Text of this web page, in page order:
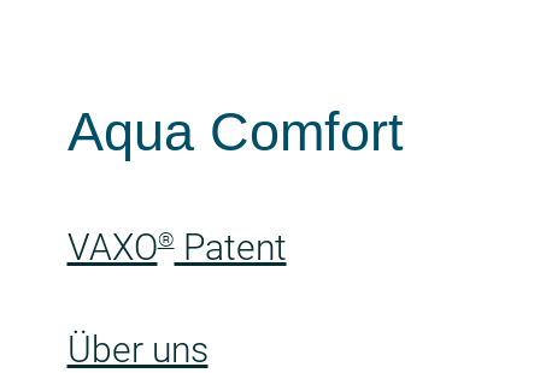
Aqua Comfort
VAXO®Patent
Über uns